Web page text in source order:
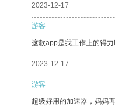
2023-12-17
游客
这款app是我工作上的得
2023-12-17
游客
超级好用的加速器，妈妈